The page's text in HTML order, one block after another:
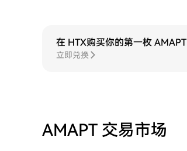
在 HTX购买你的第一枚 AMAPT
立即兑换
AMAPT 交易市场